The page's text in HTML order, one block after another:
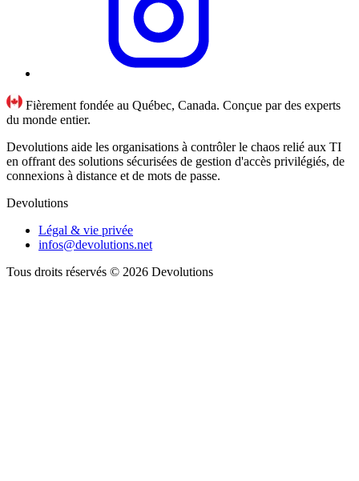
Fièrement fondée au Québec, Canada. Conçue par des experts
du monde entier.
Devolutions aide les organisations à contrôler le chaos relié aux TI
en offrant des solutions sécurisées de gestion d'accès privilégiés, de
connexions à distance et de mots de passe.
Devolutions
Légal & vie privée
infos@devolutions.net
Tous droits réservés © 2026 Devolutions